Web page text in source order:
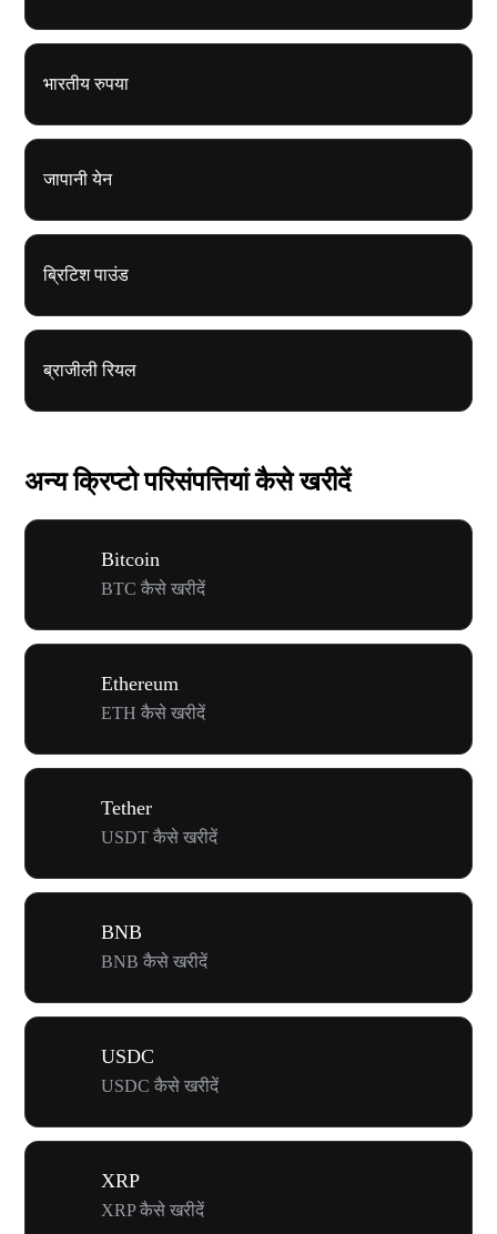
भारतीय रुपया
जापानी येन
ब्रिटिश पाउंड
ब्राजीली रियल
अन्य क्रिप्टो परिसंपत्तियां कैसे खरीदें
Bitcoin
BTC कैसे खरीदें
Ethereum
ETH कैसे खरीदें
Tether
USDT कैसे खरीदें
BNB
BNB कैसे खरीदें
USDC
USDC कैसे खरीदें
XRP
XRP कैसे खरीदें